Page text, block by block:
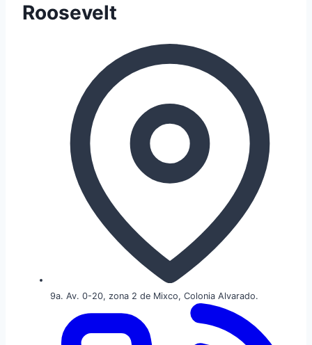
Roosevelt
9a. Av. 0-20, zona 2 de Mixco, Colonia Alvarado.